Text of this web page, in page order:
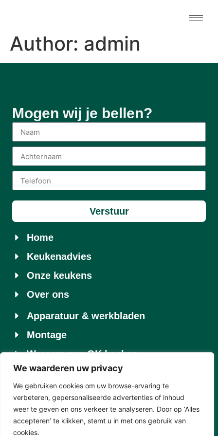
We waarderen uw privacy
We gebruiken cookies om uw browse-ervaring te
verbeteren, gepersonaliseerde advertenties of inhoud
weer te geven en ons verkeer te analyseren. Door op ‘Alles
accepteren’ te klikken, stemt u in met ons gebruik van
cookies.
Author: admin
Home
Keukenadvies
Onze keukens
Over ons
Apparatuur & werkbladen
Montage
Waarom een OK keuken
Contact
Privacy
© 2026 OK Keukens | Realisatie door
Mogen wij je bellen?
Verstuur